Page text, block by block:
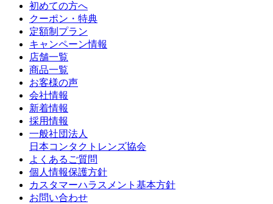
初めての方へ
クーポン・特典
定額制プラン
キャンペーン情報
店舗一覧
商品一覧
お客様の声
会社情報
新着情報
採用情報
一般社団法人
日本コンタクトレンズ協会
よくあるご質問
個人情報保護方針
カスタマーハラスメント基本方針
お問い合わせ